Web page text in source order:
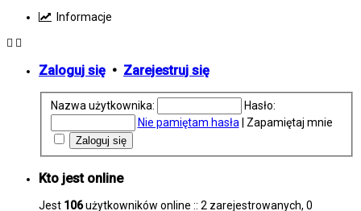
Informacje
Zaloguj się • Zarejestruj się
Nazwa użytkownika:
Hasło:
Nie pamiętam hasła
Zapamiętaj mnie
Kto jest online
Jest 106użytkowników online :: 2 zarejestrowanych, 0